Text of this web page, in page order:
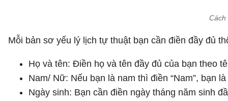
Cách
Mỗi bản sơ yếu lý lịch tự thuật bạn cần điền đầy đủ
Họ và tên: Điền họ và tên đầy đủ của bạn theo
Nam/ Nữ: Nếu bạn là nam thì điền “Nam”, bạn
Ngày sinh: Bạn cần điền ngày tháng năm sinh